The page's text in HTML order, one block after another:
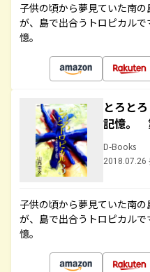
子供の頃から夢見ていた南
が、島で出合うトロピカル
憶。
とろと
記憶。
D-Books
2018.07.26
子供の頃から夢見ていた南
が、島で出合うトロピカル
憶。